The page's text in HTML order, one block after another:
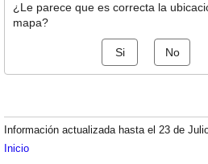
¿Le parece que es correcta la
mapa?
Si No
Información actualizada hasta el 23 de
Inicio